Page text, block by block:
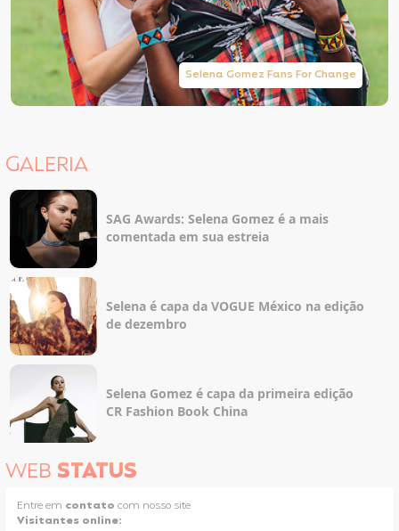
Selena Gomez Fans For Change
GALERIA
SAG Awards: Selena Gomez é a mais
comentada em sua estreia
Selena é capa da VOGUE México na edição
de dezembro
Selena Gomez é capa da primeira edição
CR Fashion Book China
WEB STATUS
Entre em contato com nosso site
Visitantes online: